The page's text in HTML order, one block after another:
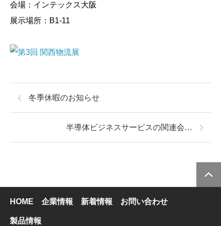
会場：インテックス大阪
展示場所：B1-11
冬季休暇のお知らせ
半導体ビジネスサービスの関連会…
HOME 企業情報 新着情報 お問い合わせ
製品情報